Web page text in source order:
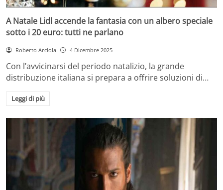
A Natale Lidl accende la fantasia con un albero speciale
sotto i 20 euro: tutti ne parlano
Roberto Arciola 4 Dicembre 2025
Con l’avvicinarsi del periodo natalizio, la grande
distribuzione italiana si prepara a offrire soluzioni di…
Leggi di più